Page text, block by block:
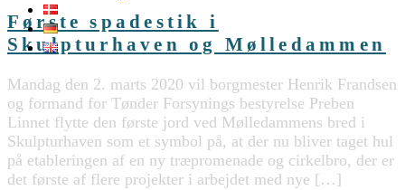
Første spadestik i
Skulpturhaven og Mølledammen
Mandag den 2. marts 2020 vil borgmester Henrik Frandsen
og formand for Tønder Forsynings bestyrelse Preben
Linnet flytte den første jord ved Mølledammens bred i
Skulpturhaven som et symbol på, at der nu bliver taget hul
på etableringen af en ny træpromenade og cirkelbro, der er
det første af flere projekter i arbejdet med nye […]